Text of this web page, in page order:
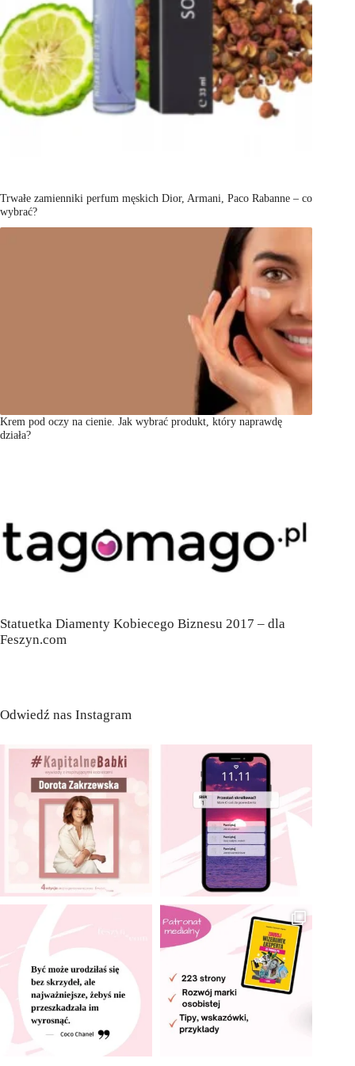
Trwałe zamienniki perfum męskich Dior, Armani, Paco Rabanne – co
wybrać?
Krem pod oczy na cienie. Jak wybrać produkt, który naprawdę
działa?
Statuetka Diamenty Kobiecego Biznesu 2017 – dla
Feszyn.com
Odwiedź nas Instagram